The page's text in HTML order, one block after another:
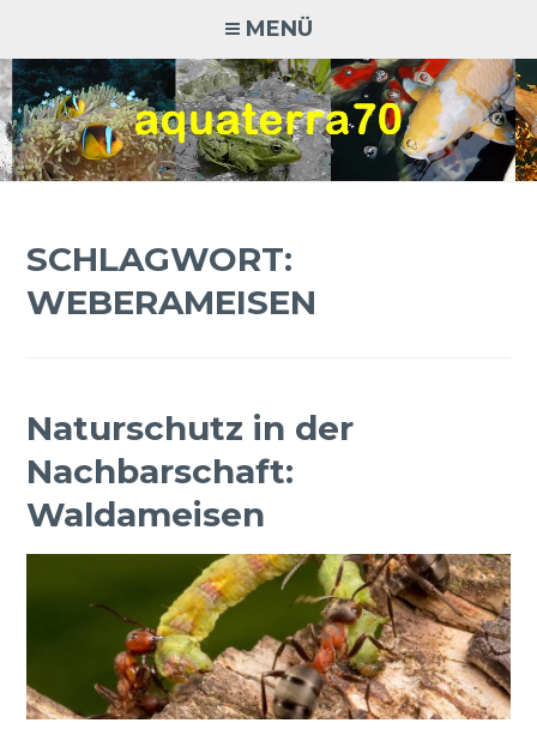
springen
MENÜ
AQUATERRA70
Aquaristik · Terraristik · Natur- und Artenschutz
SCHLAGWORT:
WEBERAMEISEN
Naturschutz in der
Nachbarschaft:
Waldameisen